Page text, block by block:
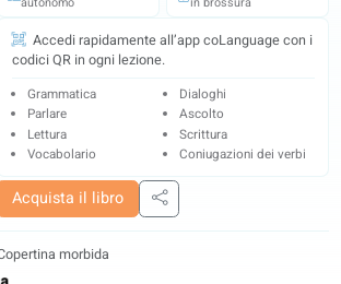
autonomo
in brossura
Accedi rapidamente all’app coLanguage
codici QR in ogni lezione.
Grammatica
Dialoghi
Ascolto
Lettura
Acquista il libro